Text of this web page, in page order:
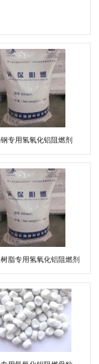
专用氢氧化铝阻燃剂
脂专用氢氧化铝阻燃剂